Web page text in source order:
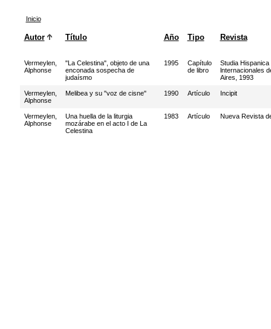
Inicio
Autor Título Año Tipo Revista
Vermeylen,
Alphonse
"La Celestina", objeto de una
enconada sospecha de
judaísmo
1995
Capítulo
de libro
Studia
lnternacionales
Aires, 1993
Vermeylen,
Alphonse
Melibea y su "voz de cisne" 1990 Artículo Incipit
Vermeylen,
Alphonse
Una huella de la liturgia
mozárabe en el acto I de La
Celestina
1983 Artículo Nueva Revista